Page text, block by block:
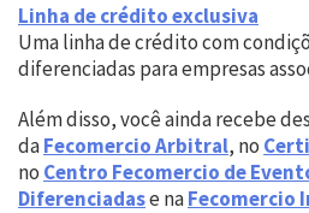
Linha de crédito exclusiva
Uma linha de crédito com
diferenciadas para empresas
Além disso, você ainda recebe
daFecomercio Arbitral, no
no Centro Fecomercio de
Diferenciadase naFecomercio